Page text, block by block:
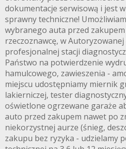
dokumentacje serwisową i jest
sprawny techniczne!
wybranego auta przed
rzeczoznawcę, w Autoryzowanej
profesjonalnej stacji
Państwo na potwierdzenie
hamulcowego, zawieszenia -
miejscu udostępniamy miernik
lakierniczej, tester
oświetlone ogrzewane garaże
auto przed zakupem nawet po
niekorzystnej aurze (śnieg,
zakupu bez ryzyka - udzielamy